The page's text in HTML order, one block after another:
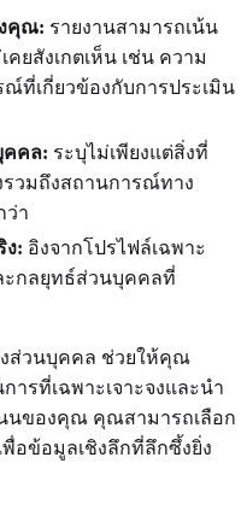
คุณ: รายงานสามารถเน้น
ยสังเกตเห็น เช่น ความ
ที่เกี่ยวข้องกับการประเมิน
คคล: ระบุไม่เพียงแต่สิ่งที่
วมถึงสถานการณ์ทาง
ว่า
ง: อิงจากโปรไฟล์เฉพาะ
กลยุทธ์ส่วนบุคคลที่
ส่วนบุคคล ช่วยให้คุณ
ารที่เฉพาะเจาะจงและนำ
นของคุณ คุณสามารถเลือก
พื่อข้อมูลเชิงลึกที่ลึกซึ้งยิ่ง